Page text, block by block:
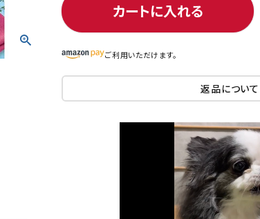
カートに入れる
ご利用いただけます。
返品について